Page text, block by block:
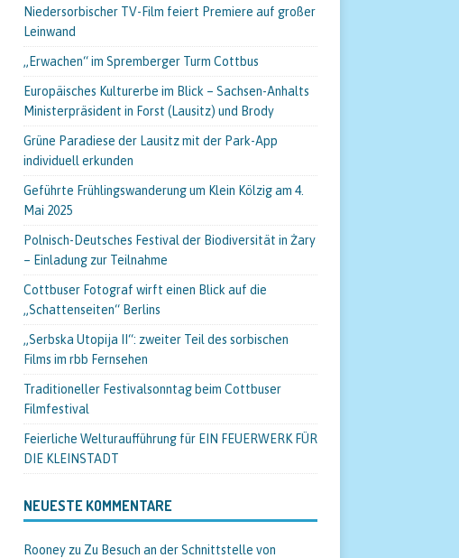
Niedersorbischer TV-Film feiert Premiere auf großer
Leinwand
„Erwachen“ im Spremberger Turm Cottbus
Europäisches Kulturerbe im Blick – Sachsen-Anhalts
Ministerpräsident in Forst (Lausitz) und Brody
Grüne Paradiese der Lausitz mit der Park-App
individuell erkunden
Geführte Frühlingswanderung um Klein Kölzig am 4.
Mai 2025
Polnisch-Deutsches Festival der Biodiversität in Żary
– Einladung zur Teilnahme
Cottbuser Fotograf wirft einen Blick auf die
„Schattenseiten“ Berlins
„Serbska Utopija II“: zweiter Teil des sorbischen
Films im rbb Fernsehen
Traditioneller Festivalsonntag beim Cottbuser
Filmfestival
Feierliche Welturaufführung für EIN FEUERWERK FÜR
DIE KLEINSTADT
NEUESTE KOMMENTARE
Rooneyzu Zu Besuch an der Schnittstelle von